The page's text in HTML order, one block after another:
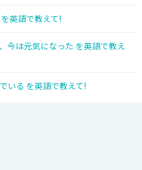
英語で教えて!
今は元気になった を英語で教え
いる を英語で教えて!